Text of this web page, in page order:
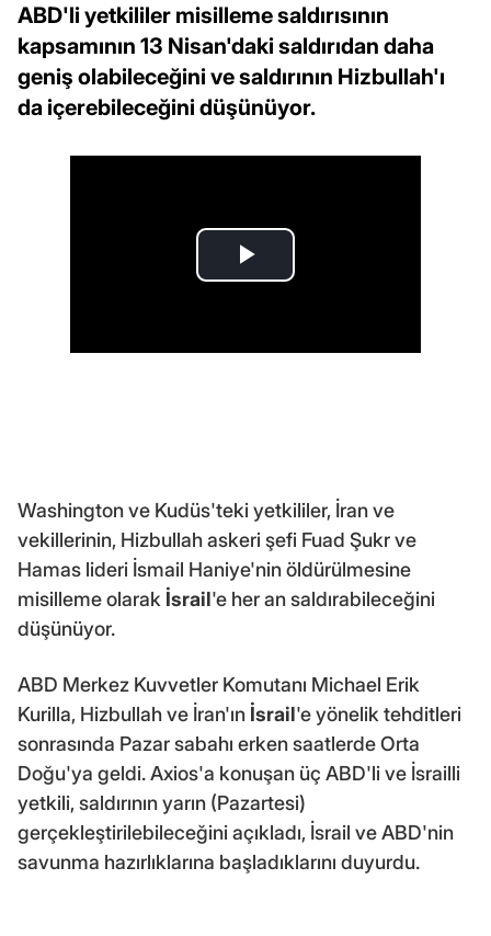
ABD'li yetkililer misilleme saldırısının
kapsamının 13 Nisan'daki saldırıdan daha
geniş olabileceğini ve saldırının Hizbullah'ı
da içerebileceğini düşünüyor.
Washington ve Kudüs'teki yetkililer, İran ve
vekillerinin, Hizbullah askeri şefi Fuad Şukr ve
Hamas lideri İsmail Haniye'nin öldürülmesine
misilleme olarak İsrail'e her an saldırabileceğini
düşünüyor.
ABD Merkez Kuvvetler Komutanı Michael Erik
Kurilla, Hizbullah ve İran'ın İsrail'e yönelik tehditleri
sonrasında Pazar sabahı erken saatlerde Orta
Doğu'ya geldi. Axios'a konuşan üç ABD'li ve İsrailli
yetkili, saldırının yarın (Pazartesi)
gerçekleştirilebileceğini açıkladı, İsrail ve ABD'nin
savunma hazırlıklarına başladıklarını duyurdu.